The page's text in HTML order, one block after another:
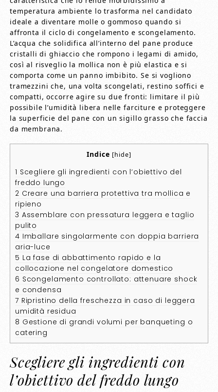
temperatura ambiente lo trasforma nel candidato
ideale a diventare molle o gommoso quando si
affronta il ciclo di congelamento e scongelamento.
L’acqua che solidifica all’interno del pane produce
cristalli di ghiaccio che rompono i legami di amido,
così al risveglio la mollica non è più elastica e si
comporta come un panno imbibito. Se si vogliono
tramezzini che, una volta scongelati, restino soffici e
compatti, occorre agire su due fronti: limitare il più
possibile l’umidità libera nelle farciture e proteggere
la superficie del pane con un sigillo grasso che faccia
da membrana.
Indice [hide]
1 Scegliere gli ingredienti con l’obiettivo del
freddo lungo
2 Creare una barriera protettiva tra mollica e
ripieno
3 Assemblare con pressatura leggera e taglio
pulito
4 Imballare singolarmente con doppia barriera
aria-luce
5 La fase di abbattimento rapido e la
collocazione nel congelatore domestico
6 Scongelamento controllato: attenuare shock
e condensa
7 Ripristino della freschezza in caso di leggera
umidità residua
8 Gestione di grandi volumi per banqueting o
catering
Scegliere gli ingredienti con
l’obiettivo del freddo lungo